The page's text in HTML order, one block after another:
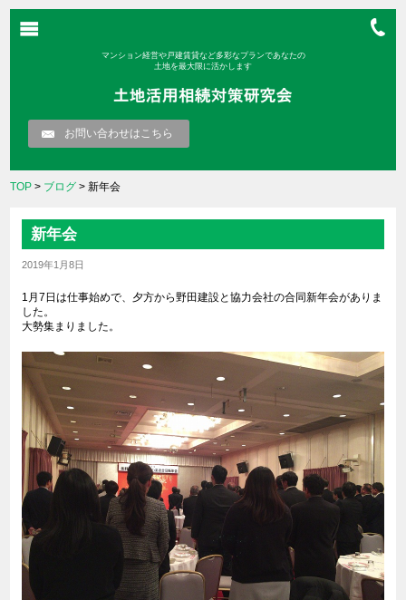
マンション経営や戸建賃貸など多彩なプランであなたの
土地を最大限に活かします
お問い合わせはこちら
TOP > ブログ > 新年会
新年会
2019年1月8日
1月7日は仕事始めで、夕方から野田建設と協力会社の合同新年会がありま
した。
大勢集まりました。